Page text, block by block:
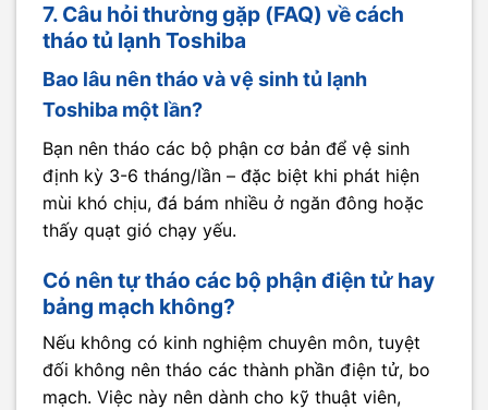
7. Câu hỏi thường gặp (FAQ) về cách
tháo tủ lạnh Toshiba
Bao lâu nên tháo và vệ sinh tủ lạnh
Toshiba một lần?
Bạn nên tháo các bộ phận cơ bản để vệ sinh
định kỳ 3-6 tháng/lần – đặc biệt khi phát hiện
mùi khó chịu, đá bám nhiều ở ngăn đông hoặc
thấy quạt gió chạy yếu.
Có nên tự tháo các bộ phận điện tử hay
bảng mạch không?
Nếu không có kinh nghiệm chuyên môn, tuyệt
đối không nên tháo các thành phần điện tử, bo
mạch. Việc này nên dành cho kỹ thuật viên,